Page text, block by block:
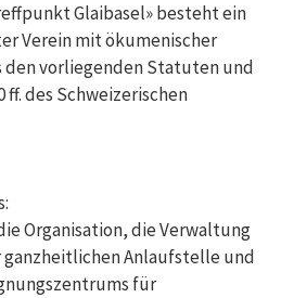
Glaibasel» besteht ein
Verein mit ökumenischer
den vorliegenden Statuten und
ff. des Schweizerischen
Organisation, die Verwaltung
Anlaufstelle und
für